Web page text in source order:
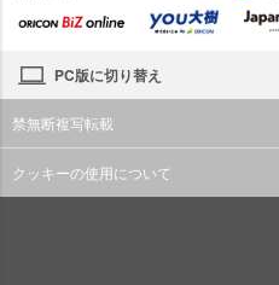
PC版に切り替え
禁無断複写転載
クッキーの使用について